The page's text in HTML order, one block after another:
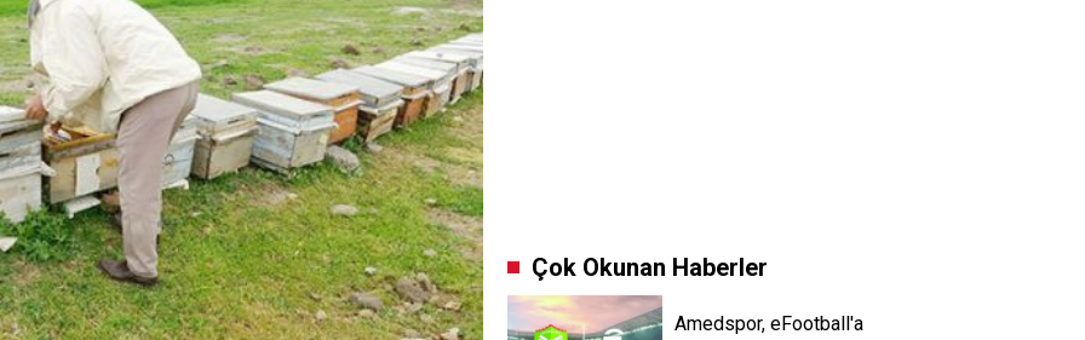
Çok Okunan Haberler
Amedspor, eFootball'a